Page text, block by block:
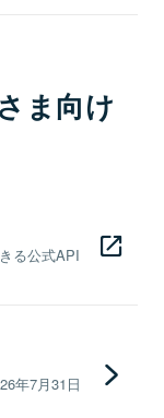
ま向け
る公式API
年7月31日